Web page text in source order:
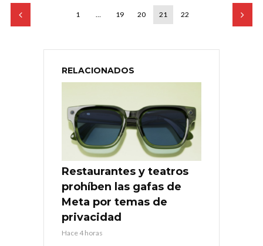
1 … 19 20 21 22
RELACIONADOS
Restaurantes y teatros
prohíben las gafas de
Meta por temas de
privacidad
Hace 4 horas